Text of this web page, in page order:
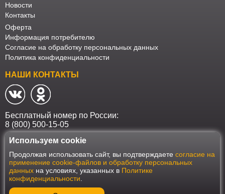
Новости
Контакты
Оферта
Информация потребителю
Согласие на обработку персональных данных
Политика конфиденциальности
НАШИ КОНТАКТЫ
Бесплатный номер по России:
8 (800) 500-15-05
Наш интернет-магазин работает в соответствии с требованиями
Федерального закона от 27 июля 2006 года №152-ФЗ "О персональных
данных". Оформить заказ на сайте Мебеласка возможно только при
наличии согласия на обработку Ваших персональных данных. Для
улучшения работы сайта и его взаимодействия с пользователями мы
используем файлы cookie. Продолжая пользоваться сайтом, вы
Используем cookie
Продолжая использовать сайт, вы подтверждаете согласие на
применение cookie-файлов и обработку персональных
данных на условиях, указанных в Политике
конфиденциальности